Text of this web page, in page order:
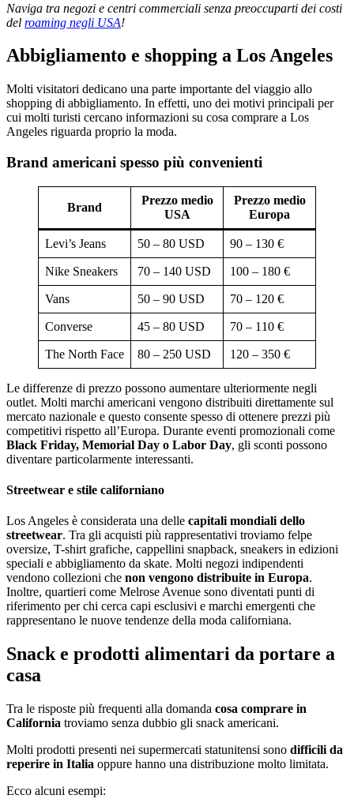
Naviga tra negozi e centri commerciali senza preoccuparti dei costi
del roaming negli USA!
Abbigliamento e shopping a Los Angeles
Molti visitatori dedicano una parte importante del viaggio allo
shopping di abbigliamento. In effetti, uno dei motivi principali per
cui molti turisti cercano informazioni su cosa comprare a Los
Angeles riguarda proprio la moda.
Brand americani spesso più convenienti
Brand
Prezzo medio
USA
Prezzo medio
Europa
Levi’s Jeans 50 – 80 USD 90 – 130 €
Nike Sneakers 70 – 140 USD 100 – 180 €
Vans 50 – 90 USD 70 – 120 €
Converse 45 – 80 USD 70 – 110 €
The North Face 80 – 250 USD 120 – 350 €
Le differenze di prezzo possono aumentare ulteriormente negli
outlet. Molti marchi americani vengono distribuiti direttamente sul
mercato nazionale e questo consente spesso di ottenere prezzi più
competitivi rispetto all’Europa. Durante eventi promozionali come
Black Friday, Memorial Day o Labor Day, gli sconti possono
diventare particolarmente interessanti.
Streetwear e stile californiano
Los Angeles è considerata una delle capitali mondiali dello
streetwear. Tra gli acquisti più rappresentativi troviamo felpe
oversize, T-shirt grafiche, cappellini snapback, sneakers in edizioni
speciali e abbigliamento da skate. Molti negozi indipendenti
vendono collezioni che non vengono distribuite in Europa.
Inoltre, quartieri come Melrose Avenue sono diventati punti di
riferimento per chi cerca capi esclusivi e marchi emergenti che
rappresentano le nuove tendenze della moda californiana.
Snack e prodotti alimentari da portare a
casa
Tra le risposte più frequenti alla domanda cosa comprare in
California troviamo senza dubbio gli snack americani.
Molti prodotti presenti nei supermercati statunitensi sono difficili da
reperire in Italia oppure hanno una distribuzione molto limitata.
Ecco alcuni esempi: